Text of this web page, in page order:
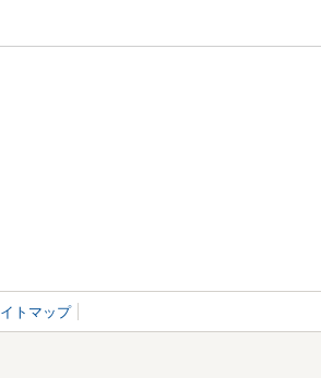
トマップ